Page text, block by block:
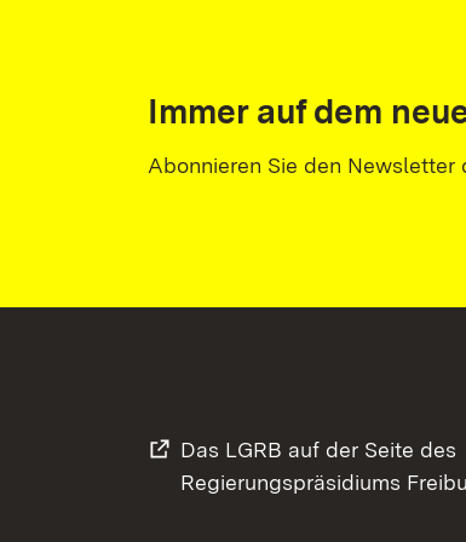
Immer auf dem
Abonnieren Sie den Newsletter
Das LGRB auf der Seite des
Regierungspräsidiums